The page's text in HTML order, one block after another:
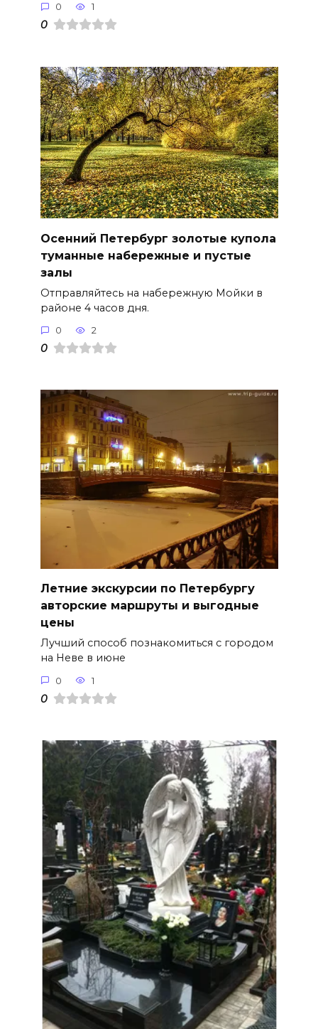
0 1
0
Осенний Петербург золотые купола
туманные набережные и пустые
залы
Отправляйтесь на набережную Мойки в
районе 4 часов дня.
0 2
0
Летние экскурсии по Петербургу
авторские маршруты и выгодные
цены
Лучший способ познакомиться с городом
на Неве в июне
0 1
0